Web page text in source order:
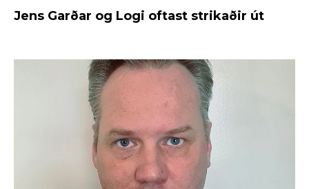
Jens Garðar og Logi oftast strikaðir út